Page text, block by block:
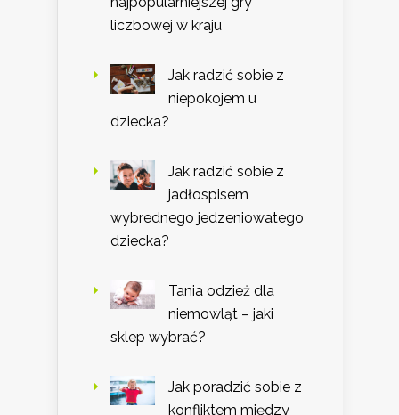
liczbowej w kraju
Jak radzić sobie z
niepokojem u
dziecka?
Jak radzić sobie z
jadłospisem
wybrednego jedzeniowatego
dziecka?
Tania odzież dla
niemowląt – jaki
sklep wybrać?
Jak poradzić sobie z
konfliktem między